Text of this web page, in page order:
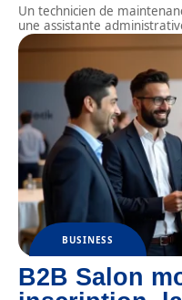
Un technicien de
une assistante
BUSINESS
B2B Salon